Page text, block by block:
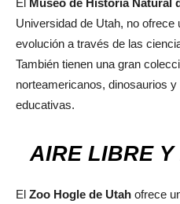
El Museo de Historia Natural
Universidad de Utah, no
evolución a través de las
También tienen una gran
norteamericanos, dinosaurios
educativas.
AIRE LIBRE
El Zoo Hogle de Utah ofrece